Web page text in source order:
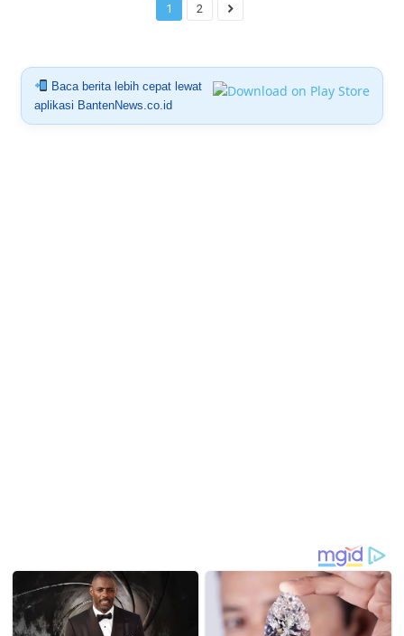
1 2
Baca berita lebih cepat lewat
aplikasi BantenNews.co.id